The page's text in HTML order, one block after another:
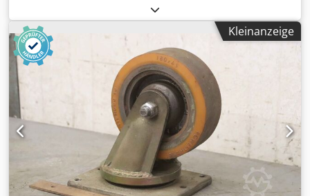
Gleichstrommotor, Fahrmotor, Antriebsmotor, Hydraulik
Zahnradpumpe, Lenkpumpe -Hersteller: Bosch,
Hydraulikpumpe Hydraulikaggregat aus Elektro-Stapler
Jungheinrich Typ ECE 20 -Hydraulikpumpe: Typ 0 542 015
191 -Motor: Typ 1 547 220 524 24 V 2,2 kW Csdei Aqbcepfx
Ak Esha -mit: Tank und Steuerventil -Anzahl: 2
Stückvorhanden -Preis: pro Stück -Abmessungen:
220/120/H370 mm -Gewicht: 9 kg/St.
Kleinanzeige